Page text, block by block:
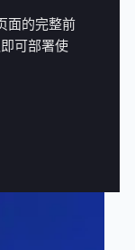
面的完整前
可部署使